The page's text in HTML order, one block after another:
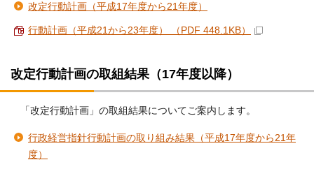
改定行動計画（平成17年度から21年度）
行動計画（平成21から23年度） （PDF 448.1KB）
改定行動計画の取組結果（17年度以降）
「改定行動計画」の取組結果についてご案内します。
行政経営指針行動計画の取り組み結果（平成17年度から21年
度）